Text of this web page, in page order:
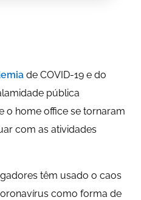
de COVID-19 e do
pública
o home office se tornaram
com as atividades
têm usado o caos
como forma de